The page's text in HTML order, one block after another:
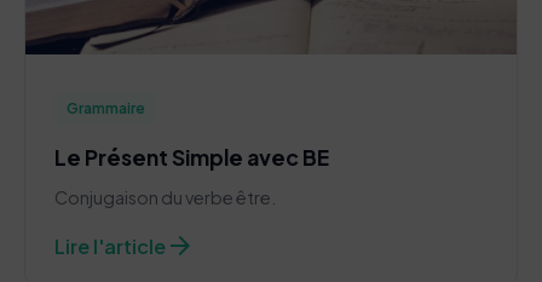
Grammaire
Le Présent Simple avec BE
Conjugaison du verbe être.
Lire l'articlearrow_forward